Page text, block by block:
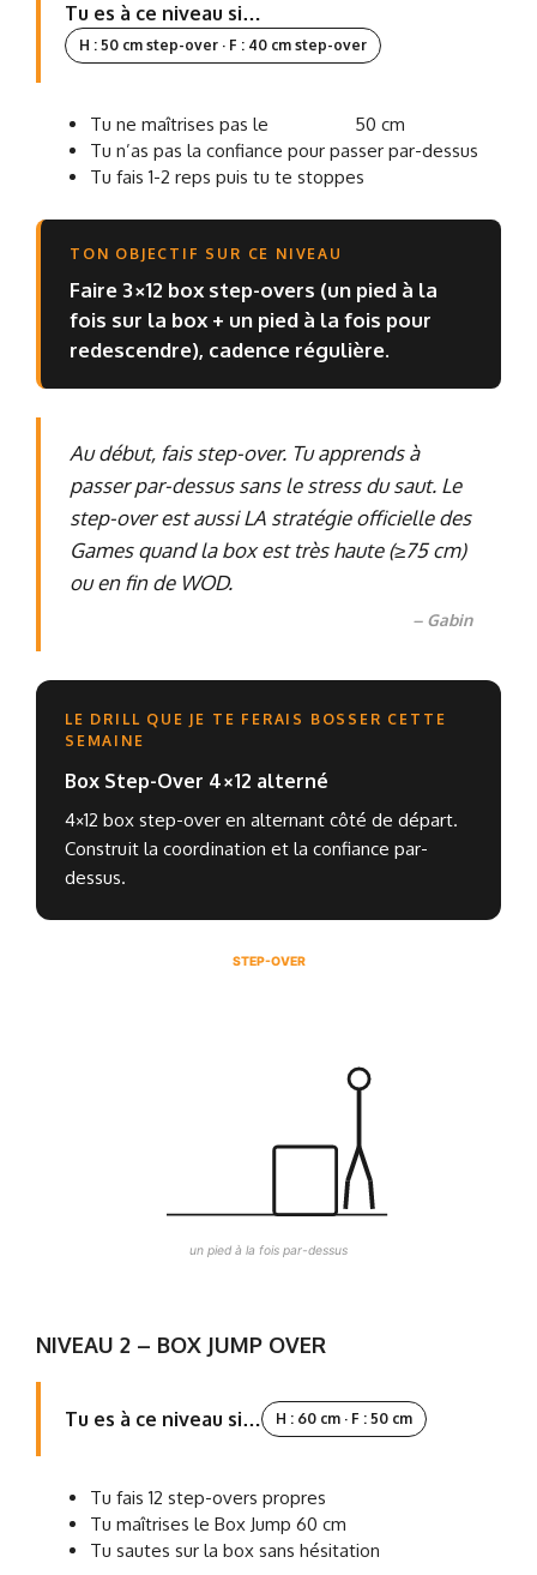
Tu es à ce niveau si…
H : 50 cm step-over · F : 40 cm step-over
Tu ne maîtrises pas le
50 cm
Tu n’as pas la confiance pour passer par-dessus
Tu fais 1-2 reps puis tu te stoppes
TON OBJECTIF SUR CE NIVEAU
Faire 3×12 box step-overs (un pied à la
fois sur la box + un pied à la fois pour
redescendre), cadence régulière.
Au début, fais step-over. Tu apprends à
passer par-dessus sans le stress du saut. Le
step-over est aussi LA stratégie officielle des
Games quand la box est très haute (≥75 cm)
ou en fin de WOD.
– Gabin
LE DRILL QUE JE TE FERAIS BOSSER CETTE
SEMAINE
Box Step-Over 4×12 alterné
4×12 box step-over en alternant côté de départ.
Construit la coordination et la confiance par-
dessus.
STEP-OVER
un pied à la fois par-dessus
NIVEAU 2 – BOX JUMP OVER
Tu es à ce niveau si… H : 60 cm · F : 50 cm
Tu fais 12 step-overs propres
Tu maîtrises le Box Jump 60 cm
Tu sautes sur la box sans hésitation